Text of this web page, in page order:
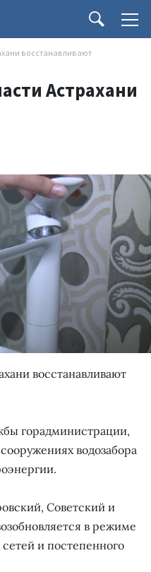
восстанавливают
Астрахани
восстанавливают
горадминистрации,
водозабора
Советский и
в режиме
и постепенного